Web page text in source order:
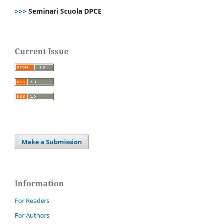
>>> Seminari Scuola DPCE
Current Issue
Make a Submission
Information
For Readers
For Authors